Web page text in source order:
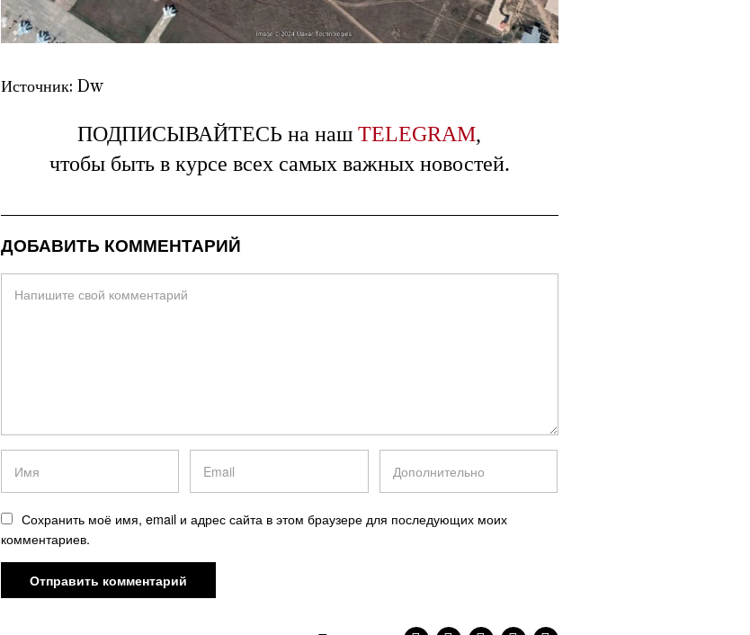
Источник: Dw
ПОДПИСЫВАЙТЕСЬ на наш TELEGRAM,
чтобы быть в курсе всех самых важных новостей.
ДОБАВИТЬ КОММЕНТАРИЙ
Сохранить моё имя, email и адрес сайта в этом браузере для последующих моих
комментариев.